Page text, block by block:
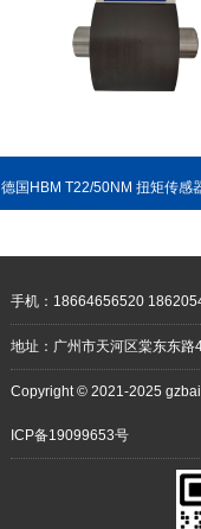
德国HBM T22/50NM 扭矩传感
手机：18664656520
地址：广州市天河区棠东东路
Copyright © 2021-2025
ICP备19099653号